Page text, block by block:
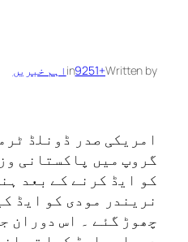
Written by
+9251
in اہم خبریں
امریکی صدر ڈونلڈ
گروپ میں پاکستانی
کو ایڈ کرنے کے بعد
نریندر مودی کو ایڈ
چھوڑ گئے ۔ اس دوران